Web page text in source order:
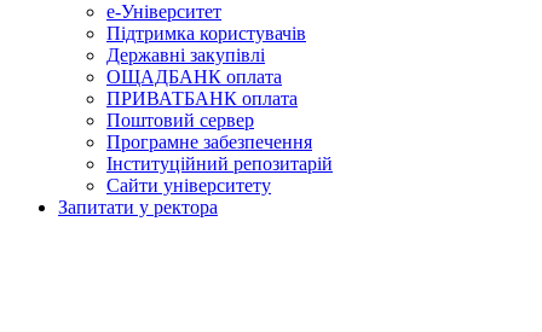
е-Університет
Підтримка користувачів
Державні закупівлі
ОЩАДБАНК оплата
ПРИВАТБАНК оплата
Поштовий сервер
Програмне забезпечення
Інституційний репозитарій
Сайти університету
Запитати у ректора